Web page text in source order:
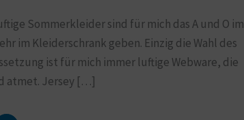
Sommerkleider sind für mich das A und O im
im Kleiderschrank geben. Einzig die Wahl des
ist für mich immer luftige Webware, die
atmet. Jersey […]